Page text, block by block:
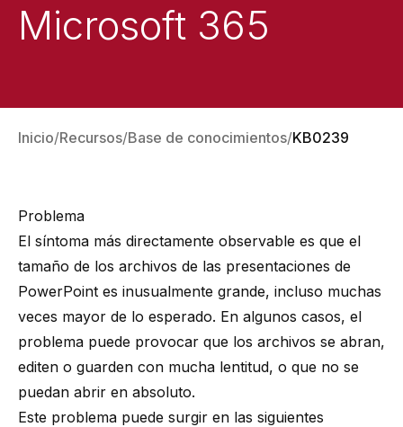
Microsoft 365
Inicio Recursos Base de conocimientos KB0239
Problema
El síntoma más directamente observable es que el
tamaño de los archivos de las presentaciones de
PowerPoint es inusualmente grande, incluso muchas
veces mayor de lo esperado. En algunos casos, el
problema puede provocar que los archivos se abran,
editen o guarden con mucha lentitud, o que no se
puedan abrir en absoluto.
Este problema puede surgir en las siguientes